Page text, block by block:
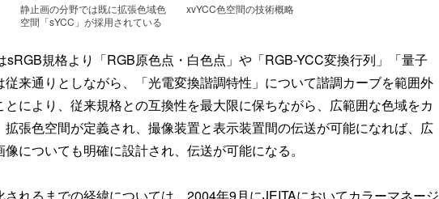
静止画の分野では既に拡張色域色
空間「sYCC」が採用されている
xvYCC色空間の技術概略
sRGB規格より「RGB原色点・白色点」や「RGB-YCC変換行列」「量子
従来通りとしながら、「光電変換諧調特性」について諧調カーブを範囲外
とにより、従来規格との互換性を最大限に保ちながら、広範囲な色域をカ
拡張色空間が定義され、撮像装置と表示装置間の伝送が可能になれば、広
についても明確に設計され、伝送が可能になる。
されるまでの経緯については、2004年9月にJEITAにおいてカラーマネージ